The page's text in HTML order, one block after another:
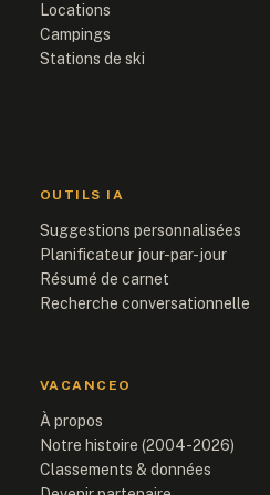
Locations
Campings
Stations de ski
OUTILS IA
Suggestions personnalisées
Planificateur jour-par-jour
Résumé de carnet
Recherche conversationnelle
VACANCEO
À propos
Notre histoire (2004-2026)
Classements & données